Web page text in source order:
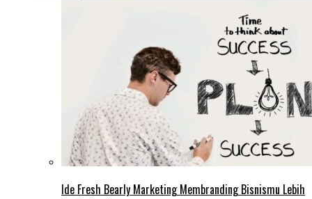
Ide Fresh Bearly Marketing Membranding Bisnismu Lebih